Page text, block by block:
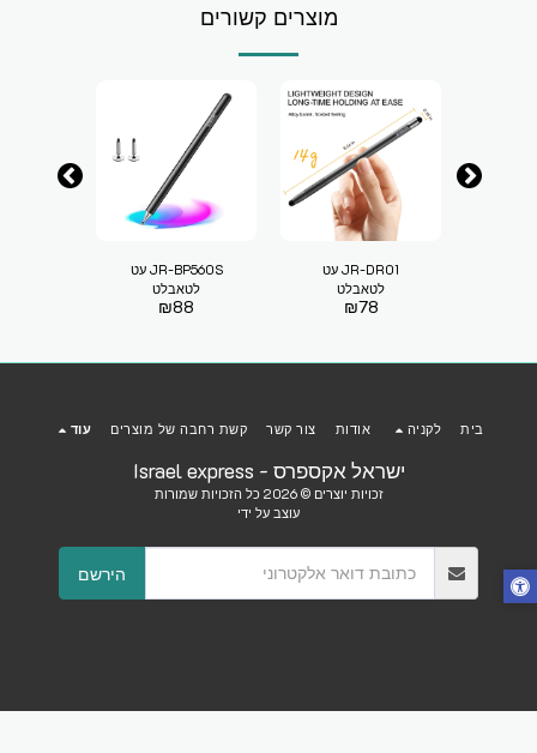
מוצרים קשורים
JR-DR01 עט
לטאבלט
₪78
JR-BP560S עט
לטאבלט
₪88
ישראל אקספרס - Israel express
זכויות יוצרים © 2026 כל הזכויות שמורות
עוצב על ידי
בית לקניה אודות צור קשר קשת רחבה של מוצרים עוד
הירשם